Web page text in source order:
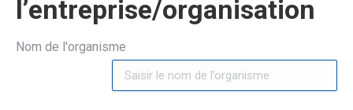
l’entreprise/organisation
Nom de l'organisme